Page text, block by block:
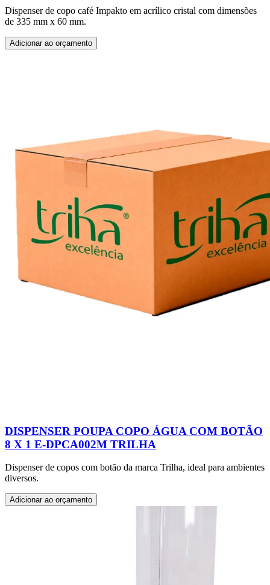
Dispenser de copo café Impakto em acrílico cristal com dimensões
de 335 mm x 60 mm.
Adicionar ao orçamento
DISPENSER POUPA COPO ÁGUA COM BOTÃO
8 X 1 E-DPCA002M TRILHA
Dispenser de copos com botão da marca Trilha, ideal para ambientes
diversos.
Adicionar ao orçamento